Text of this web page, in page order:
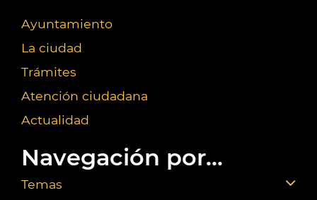
Ayuntamiento
La ciudad
Trámites
Atención ciudadana
Actualidad
Navegación por...
Temas